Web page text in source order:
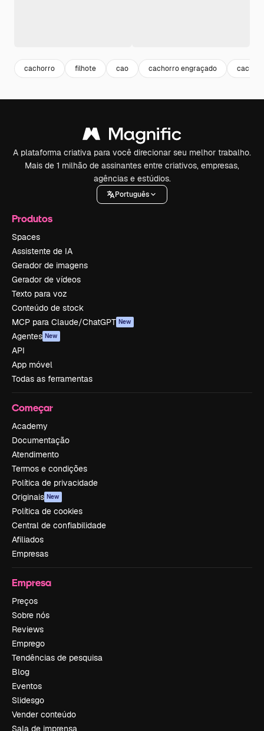
cachorro filhote cao cachorro engraçado
A plataforma criativa para você direcionar seu melhor trabalho.
Mais de 1 milhão de assinantes entre criativos, empresas,
agências e estúdios.
Português
Produtos
Spaces
Assistente de IA
Gerador de imagens
Gerador de vídeos
Texto para voz
Conteúdo de stock
MCP para Claude/ChatGPT New
Agentes New
API
App móvel
Todas as ferramentas
Começar
Academy
Documentação
Atendimento
Termos e condições
Política de privacidade
Originais New
Política de cookies
Central de confiabilidade
Afiliados
Empresas
Empresa
Preços
Sobre nós
Reviews
Emprego
Tendências de pesquisa
Blog
Eventos
Slidesgo
Vender conteúdo
Sala de imprensa